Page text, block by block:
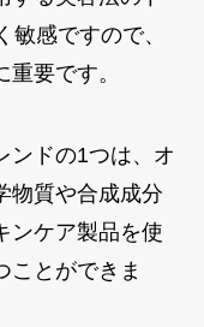
感ですので、
要です。
ンドの1つは、オ
物質や合成成分
ンケア製品を使
ことができま